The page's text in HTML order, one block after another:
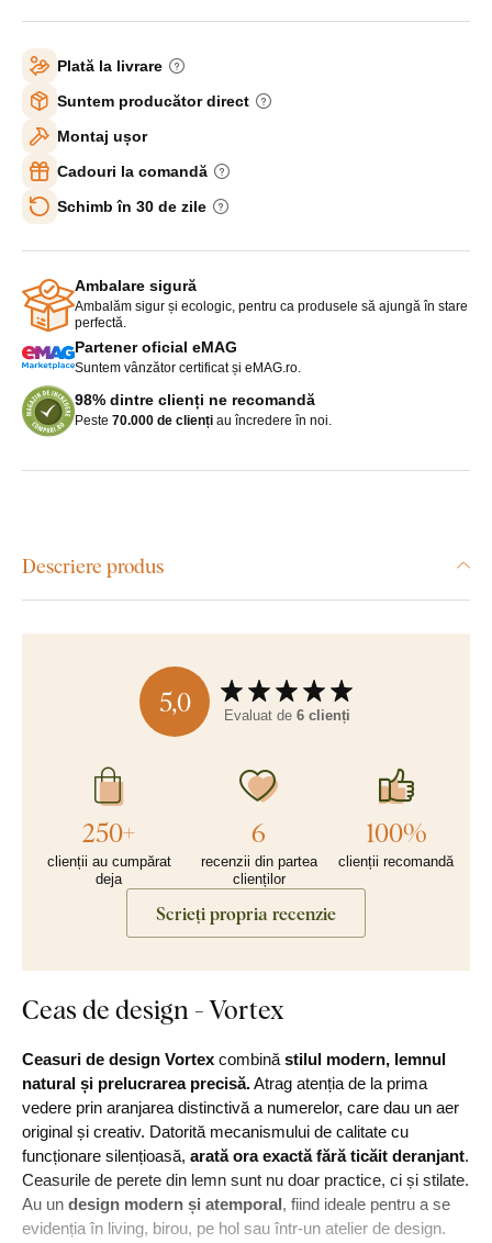
Plată la livrare
Suntem producător direct
Montaj ușor
Cadouri la comandă
Schimb în 30 de zile
Ambalare sigură
Ambalăm sigur și ecologic, pentru ca produsele să ajungă în stare
perfectă.
Partener oficial eMAG
Suntem vânzător certificat și eMAG.ro.
98% dintre clienți ne recomandă
Peste 70.000 de clienți au încredere în noi.
Descriere produs
5,0 Evaluat de 6 clienți
250+
clienții au cumpărat
deja
6
recenzii din partea
clienților
100%
clienții recomandă
Scrieți propria recenzie
Ceas de design - Vortex
Ceasuri de design Vortex combină stilul modern, lemnul
natural și prelucrarea precisă.Atrag atenția de la prima
vedere prin aranjarea distinctivă a numerelor, care dau un aer
original și creativ. Datorită mecanismului de calitate cu
funcționare silențioasă, arată ora exactă fără ticăit deranjant.
Ceasurile de perete din lemn sunt nu doar practice, ci și stilate.
Au un design modern și atemporal, fiind ideale pentru a se
evidenția în living, birou, pe hol sau într-un atelier de design.